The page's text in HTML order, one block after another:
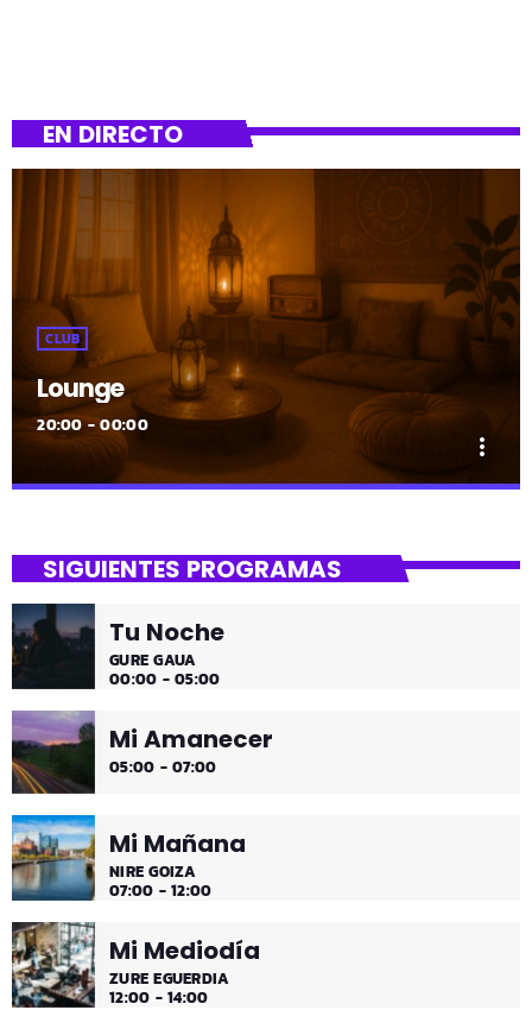
EN DIRECTO
CLUB
Lounge
20:00 - 00:00
more_vert
Hora de desconectar de todo
Es hora de ir desconectando, y qué mejor que hacerlo
con sonidos que nos transportan, tal vez, a islas
paradisíacas. ¿Hace una infusión? ¿Un mojito?
SIGUIENTES PROGRAMAS
Tu Noche
GURE GAUA
00:00 - 05:00
Mi Amanecer
05:00 - 07:00
Mi Mañana
NIRE GOIZA
07:00 - 12:00
Mi Mediodía
ZURE EGUERDIA
12:00 - 14:00